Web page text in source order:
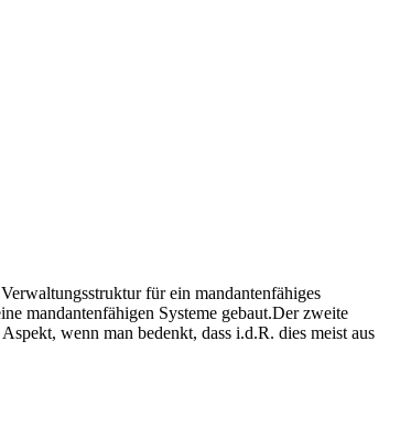
für ein mandantenfähiges
mandantenfähigen Systeme gebaut.Der zweite
wenn man bedenkt, dass i.d.R. dies meist aus